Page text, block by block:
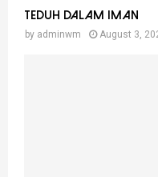
Teduh Dalam Iman
by adminwm August 3,